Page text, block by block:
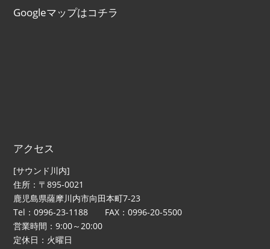
Googleマップはコチラ
アクセス
[サウンド川内]
住所：〒895-0021
鹿児島県薩摩川内市向田本町7-23
Tel：0996-23-1188 FAX：0996-20-5500
営業時間：9:00～20:00
定休日：火曜日